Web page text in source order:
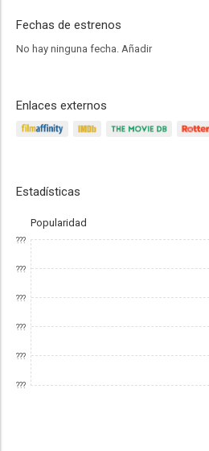
Fechas de estrenos
No hay ninguna fecha. Añadir
Enlaces externos
Estadísticas
Popularidad
???
???
???
???
???
???